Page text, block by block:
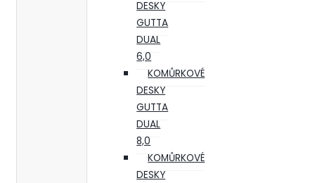
DESKY
GUTTA
DUAL
6,0
KOMŮRKOVÉ
DESKY
GUTTA
DUAL
8,0
KOMŮRKOVÉ
DESKY